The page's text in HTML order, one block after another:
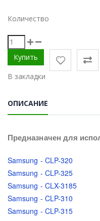
Количество
В закладки
ОПИСАНИЕ
Предназначен для
Samsung - CLP-320
Samsung - CLP-325
Samsung - CLX-3185
Samsung - CLP-310
Samsung - CLP-315